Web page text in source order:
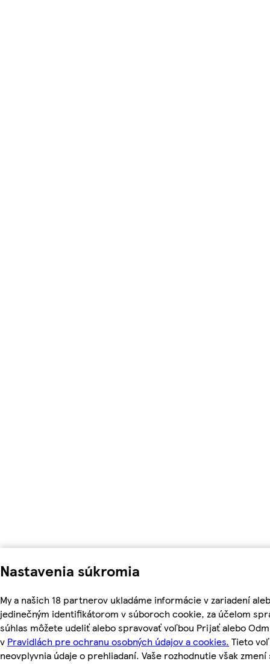
Nastavenia súkromia
My a našich 18 partnerov ukladáme informácie v zariadení
jedinečným identifikátorom v súboroch cookie, za účelom
súhlas môžete udeliť alebo spravovať voľbou Prijať alebo
v Pravidlách pre ochranu osobných údajov a cookies. Tieto
neovplyvnia údaje o prehliadaní. Vaše rozhodnutie však